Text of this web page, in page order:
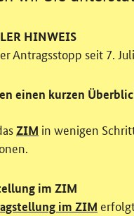
HINWEIS
Antragsstopp seit 7.
einen kurzen
ZIM in wenigen
im ZIM
im ZIM